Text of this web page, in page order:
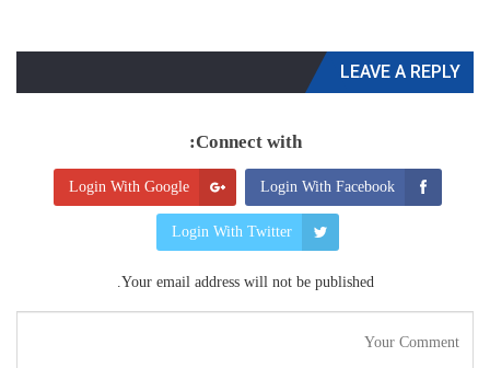
LEAVE A REPLY
Connect with:
Login With Facebook
Login With Google
Login With Twitter
Your email address will not be published.